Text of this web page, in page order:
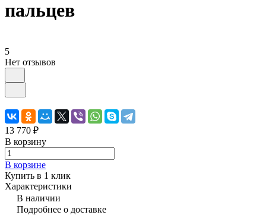
пальцев
5
Нет отзывов
13 770 ₽
В корзину
В корзине
Купить в 1 клик
Характеристики
В наличии
Подробнее о доставке